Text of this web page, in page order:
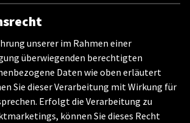
unserer im Rahmen einer
überwiegenden berechtigten
Daten wie oben erläutert
Sie dieser Verarbeitung mit Wirkung für
Erfolgt die Verarbeitung zu
können Sie dieses Recht